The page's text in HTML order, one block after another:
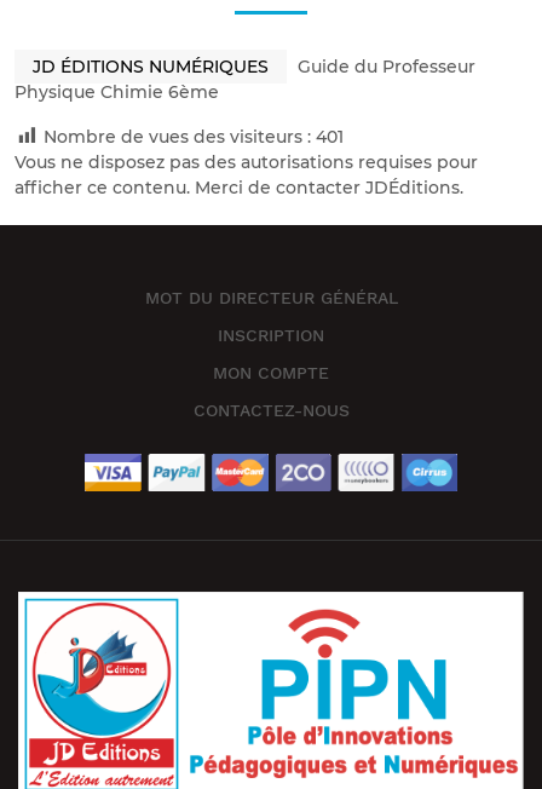
JD ÉDITIONS NUMÉRIQUES
Guide du Professeur
Physique Chimie 6ème
Nombre de vues des visiteurs : 401
Vous ne disposez pas des autorisations requises pour
afficher ce contenu. Merci de contacter JDÉditions.
MOT DU DIRECTEUR GÉNÉRAL
INSCRIPTION
MON COMPTE
CONTACTEZ-NOUS